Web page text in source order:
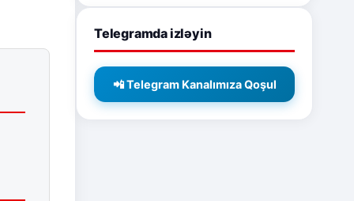
Telegramda izləyin
📲 Telegram Kanalımıza Qoşul